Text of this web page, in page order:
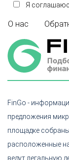
О нас
Я
FinGo -
предложения
площадке
расположенные
ведут легальную